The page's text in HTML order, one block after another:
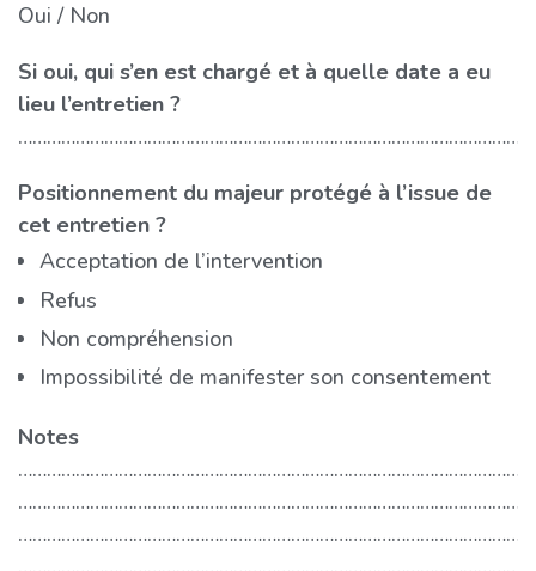
Oui
Non
Si oui, qui s’en est chargé et à quelle date a eu
lieu l’entretien ?
Positionnement du majeur protégé à l’issue de
cet entretien ?
Acceptation de l’intervention
Refus
Non compréhension
Impossibilité de manifester son consentement
Notes